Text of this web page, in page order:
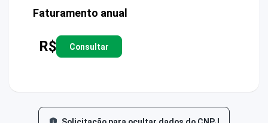
Faturamento anual
R$ Consultar